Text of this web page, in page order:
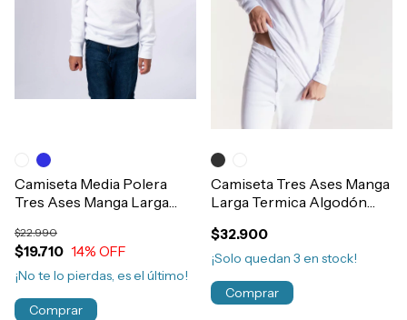
Camiseta Media Polera
Tres Ases Manga Larga
Art.608
$19.710
$22.990
14% OFF
¡No te lo pierdas, es el último!
Comprar
Camiseta Tres Ases Manga
Larga Termica Algodón
$32.900
¡Solo quedan 3 en stock!
Comprar